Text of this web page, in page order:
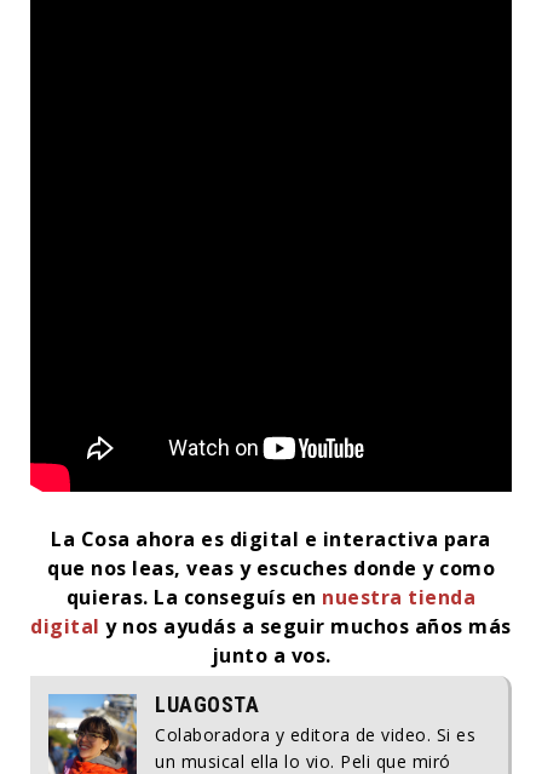
La Cosa ahora es digital e interactiva para
que nos leas, veas y escuches donde y como
quieras. La conseguís en nuestra tienda
digital y nos ayudás a seguir muchos años más
junto a vos.
LUAGOSTA
Colaboradora y editora de video. Si es
un musical ella lo vio. Peli que miró